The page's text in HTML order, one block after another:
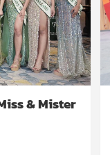
& Mister